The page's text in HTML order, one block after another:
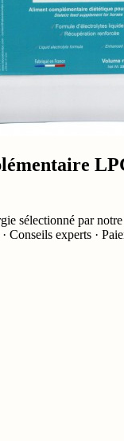
sélectionné par
Conseils experts ·